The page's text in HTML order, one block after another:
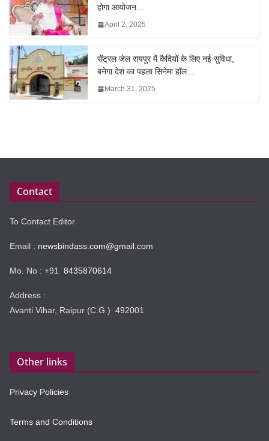
होगा आयोजन…
April 2, 2025
सेंट्रल जेल रायपुर में कैदियों के लिए नई सुविधा,
बनेगा देश का पहला सिनेमा हॉल…
March 31, 2025
Contact
To Contact Editor
Email : newsbindass.com@gmail.com
Mo. No : +91 8435870614
Address :
Avanti Vihar, Raipur (C.G.) 492001
Other links
Privacy Policies
Terms and Conditions